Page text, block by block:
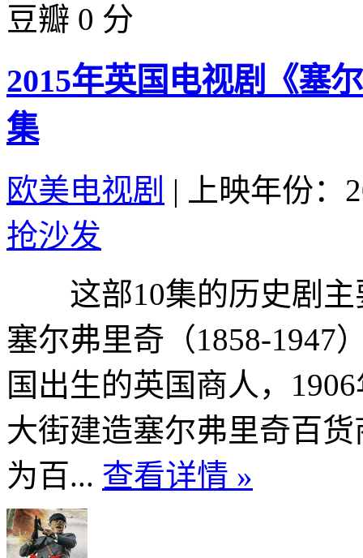
豆瓣 0 分
2015年英国电视剧《塞
集
欧美电视剧 |
上映年份：
抢沙发
这部10集的历史剧主
塞尔弗里奇（1858-1947
国出生的英国商人，
大街建造塞尔弗里奇百
为百... 查看详情 »